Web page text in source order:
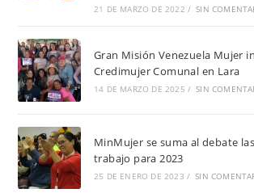
21 DE MARZO DE 2022 / SIN
Gran Misión Venezuela Mujer
Credimujer Comunal en Lara
14 DE MARZO DE 2025 / SIN
MinMujer se suma al debate
trabajo para 2023
25 DE ENERO DE 2023 / SIN